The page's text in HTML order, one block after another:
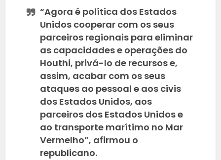
“Agora é política dos Estados
Unidos cooperar com os seus
parceiros regionais para eliminar
as capacidades e operações do
Houthi, privá-lo de recursos e,
assim, acabar com os seus
ataques ao pessoal e aos civis
dos Estados Unidos, aos
parceiros dos Estados Unidos e
ao transporte marítimo no Mar
Vermelho”, afirmou o
republicano.